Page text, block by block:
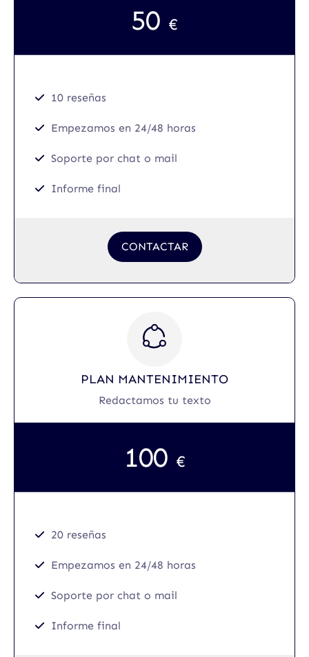
50 €
10 reseñas
Empezamos en 24/48 horas
Soporte por chat o mail
Informe final
CONTACTAR
PLAN MANTENIMIENTO
Redactamos tu texto
100 €
20 reseñas
Empezamos en 24/48 horas
Soporte por chat o mail
Informe final